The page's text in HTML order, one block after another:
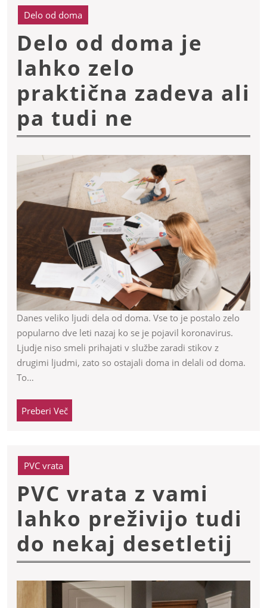
Delo od doma
Delo od doma je
lahko zelo
praktična zadeva ali
pa tudi ne
od
doma
je
lahko
zelo
praktična
zadeva
ali
pa
tudi
Danes veliko ljudi dela od doma. Vse to je postalo zelo
popularno dve leti nazaj ko se je pojavil koronavirus.
Ljudje niso smeli prihajati v službe zaradi stikov z
drugimi ljudmi, zato so ostajali doma in delali od doma.
To…
Preberi VečPreberi
Več
PVC vrata
PVC vrata z vami
lahko preživijo tudi
do nekaj desetletij
z